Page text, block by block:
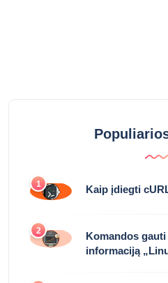
1 Kaip įdiegti
2
Komandos
informaciją